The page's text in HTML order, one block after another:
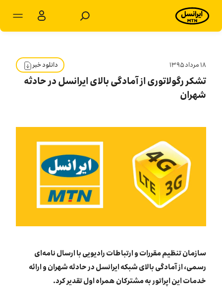
محصولات
سرویس‌های ویژه
بازارگاه ایرانسل
ترابرد به ایرانسل
۱۸ مرداد ۱۳۹۵ دانلود خبر
تشکر رگولاتوری از آمادگی بالای ایرانسل در حادثه
شهران
سازمان تنظیم مقررات و ارتباطات رادیویی با ارسال نامه‌ای
رسمی، از آمادگی بالای شبکه ایرانسل در حادثه شهران و ارائه
خدمات این اپراتور به مشترکان همراه اول تقدیر کرد.